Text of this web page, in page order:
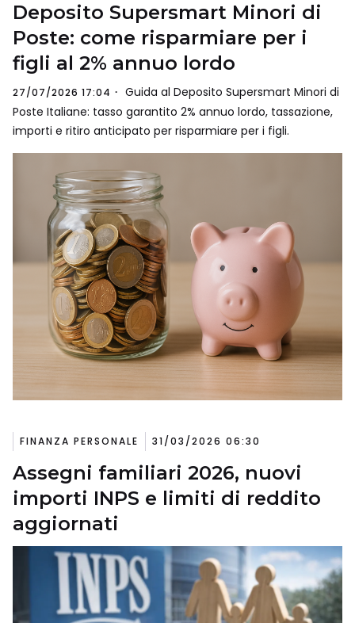
Deposito Supersmart Minori di
Poste: come risparmiare per i
figli al 2% annuo lordo
27/07/2026 17:04
Guida al Deposito Supersmart Minori di
Poste Italiane: tasso garantito 2% annuo lordo, tassazione,
importi e ritiro anticipato per risparmiare per i figli.
FINANZA PERSONALE 31/03/2026 06:30
Assegni familiari 2026, nuovi
importi INPS e limiti di reddito
aggiornati